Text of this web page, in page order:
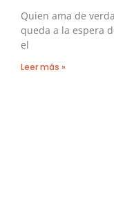
Quien ama de
queda a la espera
el
Leer más »